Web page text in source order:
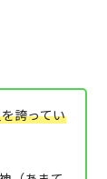
誇ってい